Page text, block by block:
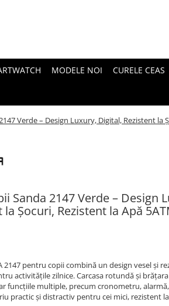
MODELE NOI CURELE CEAS
Verde – Design Luxury, Digital, Rezistent la
Sanda 2147 Verde – Design
la Șocuri, Rezistent la Apă
2147 pentru copii combină un design vesel și
activitățile zilnice. Carcasa rotundă și
funcțiile multiple, precum cronometru,
practic și distractiv pentru cei mici, rezistent